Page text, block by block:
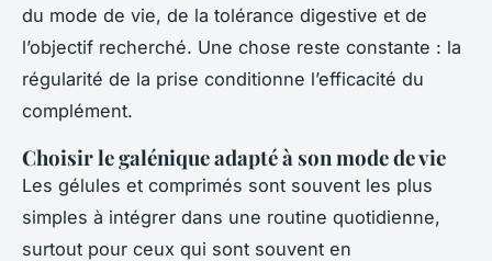
du mode de vie, de la tolérance digestive et de
l’objectif recherché. Une chose reste constante : la
régularité de la prise conditionne l’efficacité du
complément.
Choisir le galénique adapté à son mode de vie
Les gélules et comprimés sont souvent les plus
simples à intégrer dans une routine quotidienne,
surtout pour ceux qui sont souvent en